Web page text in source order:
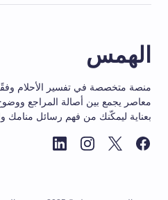
الهمس
منصة متخصصة في تفسير الأحلام
معاصر يجمع بين أصالة المراجع
بعناية ليمكّنك من فهم رسائل منامك